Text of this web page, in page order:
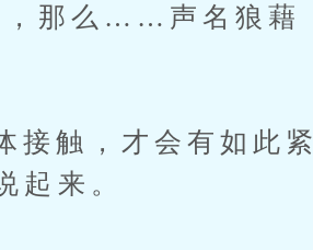
那么……声名狼藉
触，才会有如此紧
起来。